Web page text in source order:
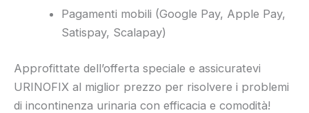
Pagamenti mobili (Google Pay, Apple Pay,
Satispay, Scalapay)
Approfittate dell’offerta speciale e assicuratevi
URINOFIX al miglior prezzo per risolvere i problemi
di incontinenza urinaria con efficacia e comodità!